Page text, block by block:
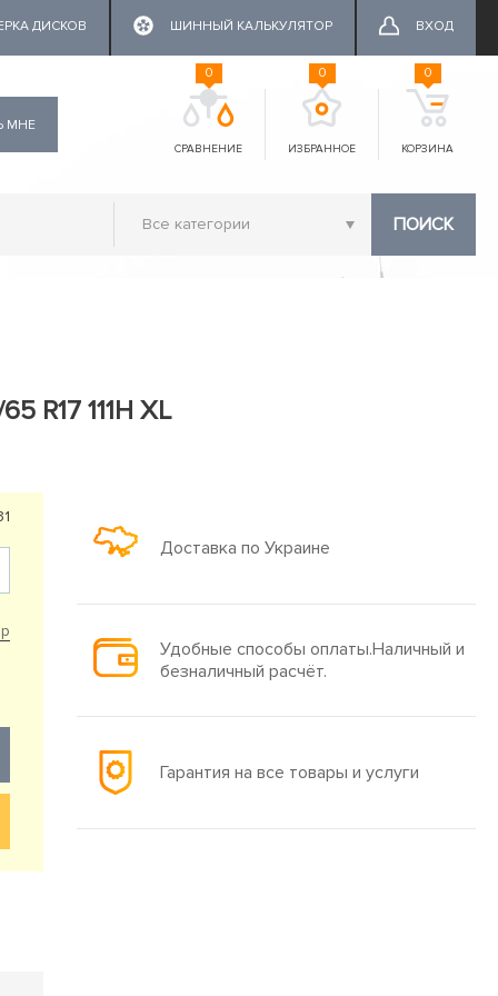
ДИСКОВ ШИННЫЙ КАЛЬКУЛЯТОР ВХОД
МНЕ
СРАВНЕНИЕ
0
ИЗБРАННОЕ
0
КОРЗИНА
0
ПОИСК
R17 111H XL
Доставка по Украине
Удобные способы оплаты.Наличный и
безналичный расчёт.
Гарантия на все товары и услуги